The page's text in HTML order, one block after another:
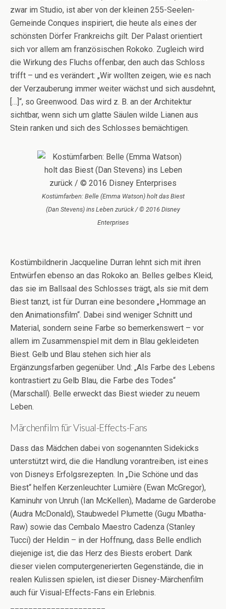
zwar im Studio, ist aber von der kleinen 255-Seelen-
Gemeinde Conques inspiriert, die heute als eines der
schönsten Dörfer Frankreichs gilt. Der Palast orientiert
sich vor allem am französischen Rokoko. Zugleich wird
die Wirkung des Fluchs offenbar, den auch das Schloss
trifft – und es verändert: „Wir wollten zeigen, wie es nach
der Verzauberung immer weiter wächst und sich ausdehnt,
[…]“, so Greenwood. Das wird z. B. an der Architektur
sichtbar, wenn sich um glatte Säulen wilde Lianen aus
Stein ranken und sich des Schlosses bemächtigen.
Kostümfarben: Belle (Emma Watson) holt das Biest
(Dan Stevens) ins Leben zurück / © 2016 Disney
Enterprises
Kostümbildnerin Jacqueline Durran lehnt sich mit ihren
Entwürfen ebenso an das Rokoko an. Belles gelbes Kleid,
das sie im Ballsaal des Schlosses trägt, als sie mit dem
Biest tanzt, ist für Durran eine besondere „Hommage an
den Animationsfilm“. Dabei sind weniger Schnitt und
Material, sondern seine Farbe so bemerkenswert – vor
allem im Zusammenspiel mit dem in Blau gekleideten
Biest. Gelb und Blau stehen sich hier als
Ergänzungsfarben gegenüber. Und: „Als Farbe des Lebens
kontrastiert zu Gelb Blau, die Farbe des Todes“
(Marschall). Belle erweckt das Biest wieder zu neuem
Leben.
Märchenfilm für Visual-Effects-Fans
Dass das Mädchen dabei von sogenannten Sidekicks
unterstützt wird, die die Handlung vorantreiben, ist eines
von Disneys Erfolgsrezepten. In „Die Schöne und das
Biest“ helfen Kerzenleuchter Lumière (Ewan McGregor),
Kaminuhr von Unruh (Ian McKellen), Madame de Garderobe
(Audra McDonald), Staubwedel Plumette (Gugu Mbatha-
Raw) sowie das Cembalo Maestro Cadenza (Stanley
Tucci) der Heldin – in der Hoffnung, dass Belle endlich
diejenige ist, die das Herz des Biests erobert. Dank
dieser vielen computergenerierten Gegenstände, die in
realen Kulissen spielen, ist dieser Disney-Märchenfilm
auch für Visual-Effects-Fans ein Erlebnis.